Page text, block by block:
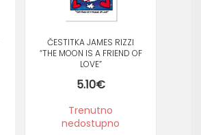
ČESTITKA JAMES RIZZI
“THE MOON IS A FRIEND OF
LOVE”
5.10€
Trenutno
nedostupno